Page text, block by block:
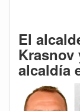
El
Krasnov
alcaldía